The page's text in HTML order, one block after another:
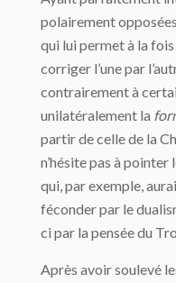
polairement
qui lui permet à la
corriger l’une par
contrairement à
unilatéralement la
partir de celle de la
n’hésite pas à
qui, par exemple,
féconder par le
ci par la pensée du
Après avoir soulevé